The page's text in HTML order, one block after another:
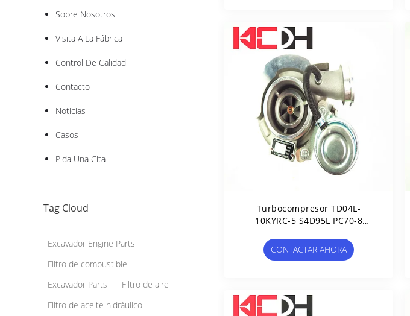
Sobre Nosotros
Visita A La Fábrica
Control De Calidad
Contacto
Noticias
Casos
Pida Una Cita
Tag Cloud
Excavador Engine Parts
Filtro de combustible
Excavador Parts
Filtro de aire
Filtro de aceite hidráulico
Turbocompresor TD04L-
10KYRC-5 S4D95L PC70-8
CONTACTAR AHORA